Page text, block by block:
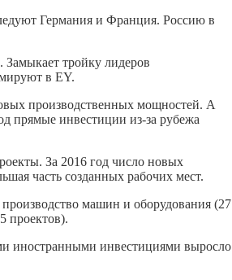
Германия и Франция. Россию в
Замыкает тройку лидеров
в EY.
производственных мощностей. А
прямые инвестиции из-за рубежа
За 2016 год число новых
часть созданных рабочих мест.
машин и оборудования (27
проектов).
иностранными инвестициями выросло